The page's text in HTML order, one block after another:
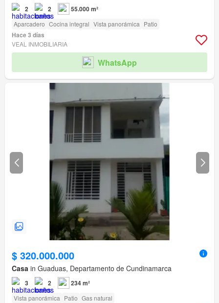
2 2 55.000 m²
Aparcadero Cocina integral Vista panorámica Patio
Hace 3 días
VEAL INMOBILIARIA
WhatsApp
$ 320.000.000
Casa in Guaduas, Departamento de Cundinamarca
3 2 234 m²
Vista panorámica Patio Gas natural